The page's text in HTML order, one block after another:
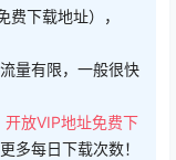
下载地址），
量有限，一般很快
开放VIP地址免费下
多每日下载次数！